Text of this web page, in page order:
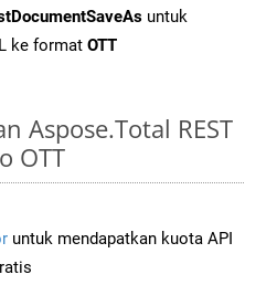
untuk
ke format OTT
Aspose.Total REST
OTT
untuk mendapatkan kuota API